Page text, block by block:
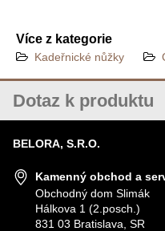
Více z kategorie
Kadeřnické nůžky
Dotaz k produktu
JMÉNO
VÁŠ E-MAIL
BELORA, S.R.O.
Kamenný obchod a
Obchodný dom Slimák
Hálkova 1 (2.posch.)
831 03 Bratislava, SR